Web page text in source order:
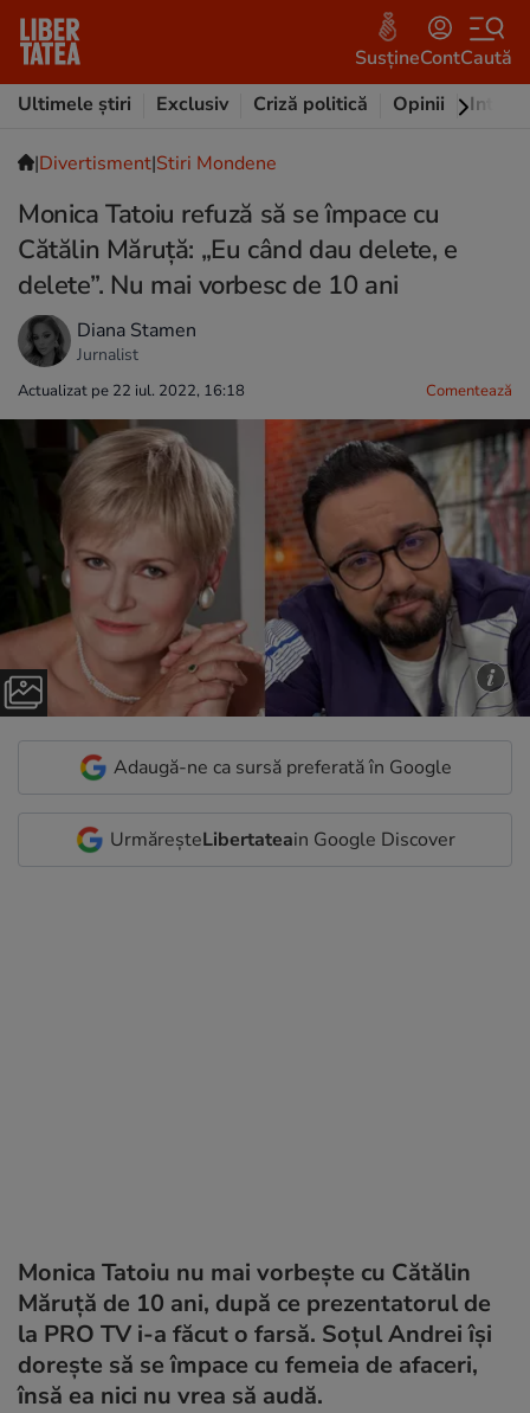
SusțineContCaută
Ultimele știri
Exclusiv Criză politică Opinii
|Divertisment|Stiri Mondene
Monica Tatoiu refuză să se împace cu
Cătălin Măruță: „Eu când dau delete, e
delete”. Nu mai vorbesc de 10 ani
Diana Stamen
Jurnalist
Actualizat pe 22 iul. 2022, 16:18 Comentează
Adaugă-ne ca sursă preferată în Google
UrmăreșteLibertateain Google Discover
Monica Tatoiu nu mai vorbește cu Cătălin
Măruță de 10 ani, după ce prezentatorul de
la PRO TV i-a făcut o farsă. Soțul Andrei își
dorește să se împace cu femeia de afaceri,
însă ea nici nu vrea să audă.